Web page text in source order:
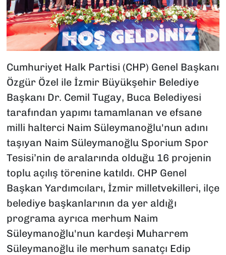
Cumhuriyet Halk Partisi (CHP) Genel Başkanı
Özgür Özel ile İzmir Büyükşehir Belediye
Başkanı Dr. Cemil Tugay, Buca Belediyesi
tarafından yapımı tamamlanan ve efsane
milli halterci Naim Süleymanoğlu'nun adını
taşıyan Naim Süleymanoğlu Sporium Spor
Tesisi’nin de aralarında olduğu 16 projenin
toplu açılış törenine katıldı. CHP Genel
Başkan Yardımcıları, İzmir milletvekilleri, ilçe
belediye başkanlarının da yer aldığı
programa ayrıca merhum Naim
Süleymanoğlu'nun kardeşi Muharrem
Süleymanoğlu ile merhum sanatçı Edip